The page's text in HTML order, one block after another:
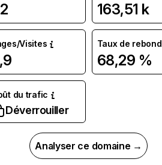
163,51 k
Visites Taux de rebond
68,29 %
du trafic
Déverrouiller
Analyser ce domaine →